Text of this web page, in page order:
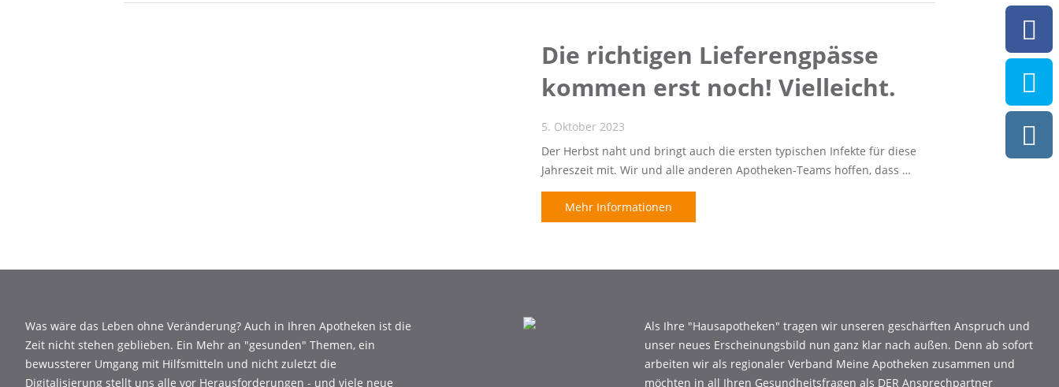
Die richtigen Lieferengpässe
kommen erst noch! Vielleicht.
5. Oktober 2023
Der Herbst naht und bringt auch die ersten typischen Infekte für diese
Jahreszeit mit. Wir und alle anderen Apotheken-Teams hoffen, dass …
Mehr Informationen
Was wäre das Leben ohne Veränderung? Auch in Ihren Apotheken ist die
Zeit nicht stehen geblieben. Ein Mehr an "gesunden" Themen, ein
bewussterer Umgang mit Hilfsmitteln und nicht zuletzt die
Digitalisierung stellt uns alle vor Herausforderungen - und viele neue
Als Ihre "Hausapotheken" tragen wir unseren geschärften Anspruch und
unser neues Erscheinungsbild nun ganz klar nach außen. Denn ab sofort
arbeiten wir als regionaler Verband Meine Apotheken zusammen und
möchten in all Ihren Gesundheitsfragen als DER Ansprechpartner